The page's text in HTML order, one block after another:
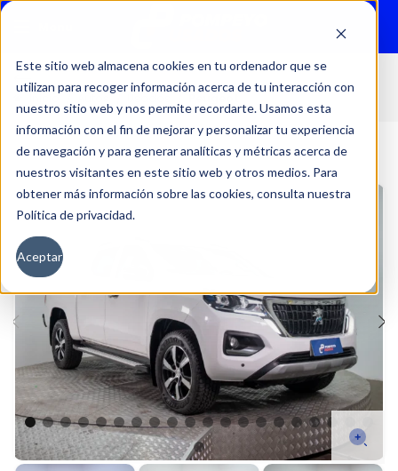
Este sitio web almacena cookies en tu ordenador que se
utilizan para recoger información acerca de tu interacción con
nuestro sitio web y nos permite recordarte. Usamos esta
información con el fin de mejorar y personalizar tu experiencia
de navegación y para generar analíticas y métricas acerca de
nuestros visitantes en este sitio web y otros medios. Para
obtener más información sobre las cookies, consulta nuestra
Política de privacidad.
Aceptar
Inicio Autos